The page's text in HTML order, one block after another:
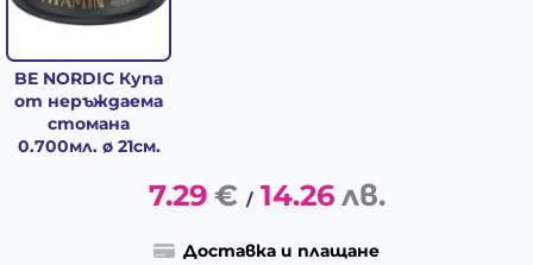
BE NORDIC Купа
от неръждаема
стомана
0.700мл. ø 21см.
7.29 € / 14.26 лв.
Доставка и плащане